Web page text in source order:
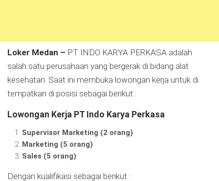
Loker Medan – PT INDO KARYA PERKASA adalah
salah satu perusahaan yang bergerak di bidang alat
kesehatan. Saat ini membuka lowongan kerja untuk di
tempatkan di posisi sebagai berikut :
Lowongan Kerja PT Indo Karya Perkasa
Supervisor Marketing (2 orang)
Marketing (5 orang)
Sales (5 orang)
Dengan kualifikasi sebagai berikut :